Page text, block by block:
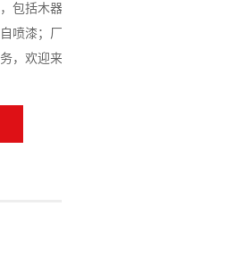
包括木器自喷漆、仿铜门自喷漆、铝
喷漆；厂家批发，可OEM代加工、提
，欢迎来样定制